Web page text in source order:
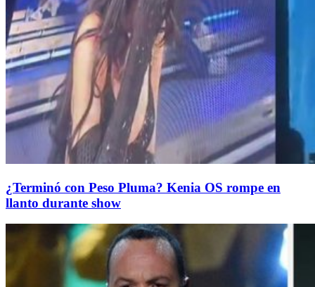
¿Terminó con Peso Pluma? Kenia OS rompe en
llanto durante show